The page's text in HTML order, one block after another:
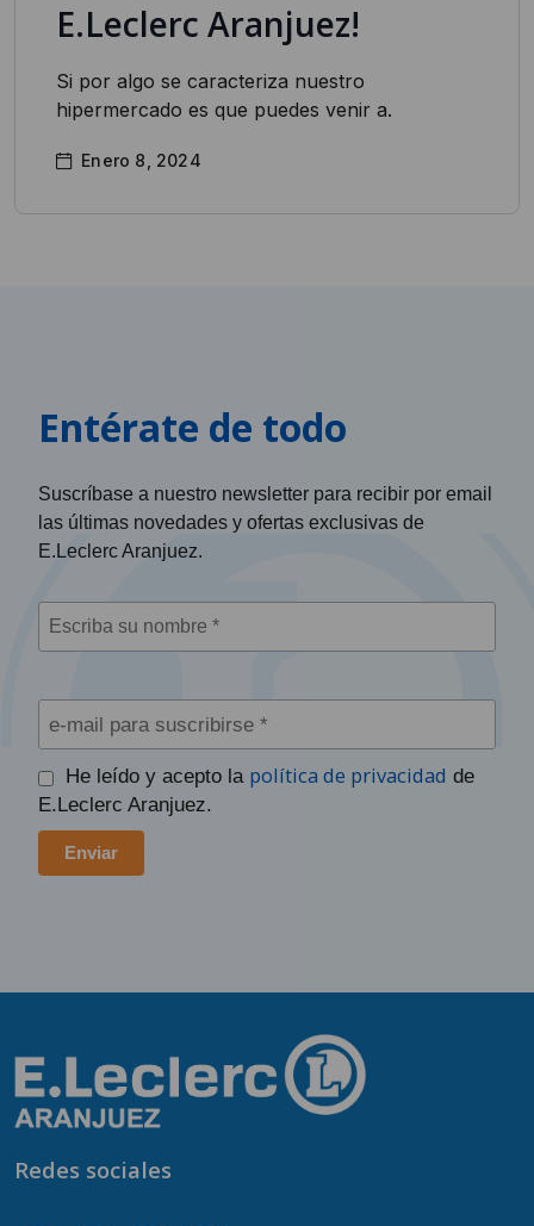
E.Leclerc Aranjuez!
Si por algo se caracteriza nuestro
hipermercado es que puedes venir a.
Enero 8, 2024
Entérate de todo
Suscríbase a nuestro newsletter para recibir por email
las últimas novedades y ofertas exclusivas de
E.Leclerc Aranjuez.
He leído y acepto la política de privacidad de
E.Leclerc Aranjuez.
Redes sociales